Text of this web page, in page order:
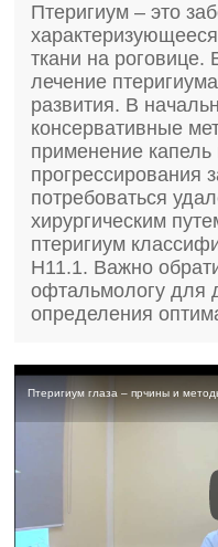
Птеригиум – это
ткани на роговице.
лечение
развития. В
консервативные
применение
прогрессирования
потребоваться
хирургическим
птеригиум
H11.1. Важно
офтальмологу для
определения
Птеригиум глаза – прчины и